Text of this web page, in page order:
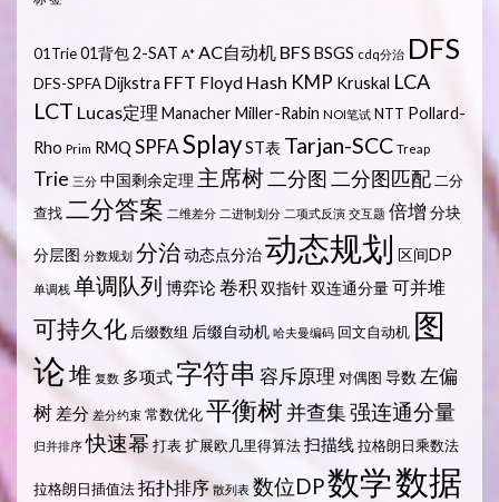
01Trie01背包2-SAT A* AC自动机 BFS BSGS cdq分治 DFS
DFS-SPFADijkstra FFT Floyd Hash KMP Kruskal LCA
LCT Lucas定理 ManacherMiller-Rabin NOI笔试 NTT Pollard-
Rho Prim RMQ SPFASplayST表 Tarjan-SCC Treap
Trie 三分 中国剩余定理 主席树二分图 二分图匹配 二分
查找二分答案 二维差分 二进制划分 二项式反演 交互题 倍增 分块
分层图 分数规划 分治动态点分治动态规划 区间DP
单调栈 单调队列 博弈论卷积 双指针双连通分量可并堆
可持久化 后缀数组 后缀自动机 哈夫曼编码 回文自动机 图
论堆 复数 多项式字符串 容斥原理 对偶图 导数 左偏
树 差分 差分约束 常数优化平衡树并查集强连通分量
归并排序 快速幂 打表扩展欧几里得算法扫描线拉格朗日乘数法
拉格朗日插值法拓扑排序 散列表 数位DP数学数据